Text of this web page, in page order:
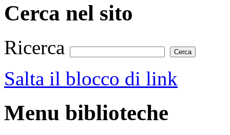
Cerca nel sito
Ricerca
Salta il blocco di link
Menu biblioteche